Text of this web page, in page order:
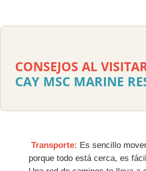
CONSEJOS AL
CAY MSC MARINE
Transporte: Es sencillo
porque todo está cerca, es